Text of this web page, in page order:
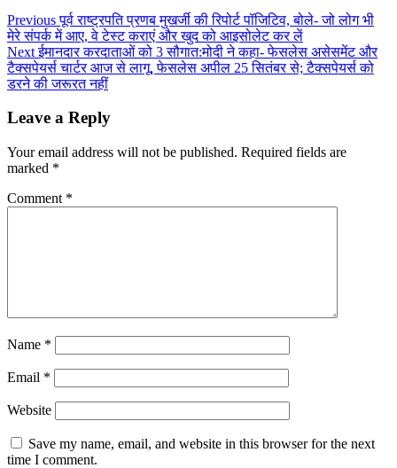
Previousपूर्व राष्ट्रपति प्रणब मुखर्जी की रिपोर्ट पॉजिटिव, बोले- जो लोग भी
मेरे संपर्क में आए, वे टेस्ट कराएं और खुद को आइसोलेट कर लें
Nextईमानदार करदाताओं को 3 सौगात:मोदी ने कहा- फेसलेस असेसमेंट और
टैक्सपेयर्स चार्टर आज से लागू, फेसलेस अपील 25 सितंबर से; टैक्सपेयर्स को
डरने की जरूरत नहीं
Leave a Reply
Your email address will not be published. Required fields are
marked *
Comment *
Name *
Email *
Website
Save my name, email, and website in this browser for the next
time I comment.